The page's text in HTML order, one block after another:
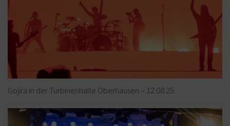
Gojira in der Turbinenhalle Oberhausen – 12.08.25